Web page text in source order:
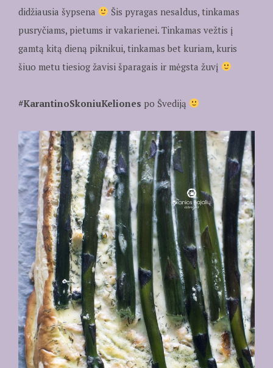
didžiausia šypsena
Šis pyragas nesaldus, tinkamas
pusryčiams, pietums ir vakarienei. Tinkamas vežtis į
gamtą kitą dieną piknikui, tinkamas bet kuriam, kuris
šiuo metu tiesiog žavisi šparagais ir mėgsta žuvį
#KarantinoSkoniuKeliones po Švediją